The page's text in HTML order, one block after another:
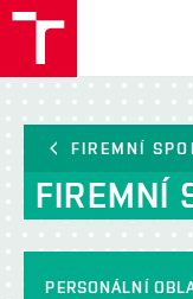
FIREMNÍ
FIREMNÍ
PERSONÁLNÍ